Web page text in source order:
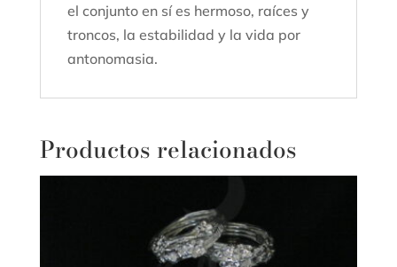
el conjunto en sí es hermoso, raíces y
troncos, la estabilidad y la vida por
antonomasia.
Productos relacionados